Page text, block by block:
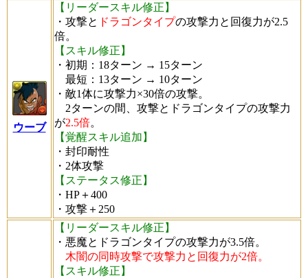
ウーブ
【リーダースキル修正】
・攻撃と ドラゴンタイプの攻撃力と回復力が2.5
倍。
【スキル修正】
・初期：18ターン → 15ターン
最短：13ターン → 10ターン
・敵1体に攻撃力×30倍の攻撃。
2ターンの間、攻撃とドラゴンタイプの攻撃力
が2.5倍。
【覚醒スキル追加】
・封印耐性
・2体攻撃
【ステータス修正】
・HP＋400
・攻撃＋250
【リーダースキル修正】
・悪魔とドラゴンタイプの攻撃力が3.5倍。
木闇の同時攻撃で攻撃力と回復力が2倍。
【スキル修正】